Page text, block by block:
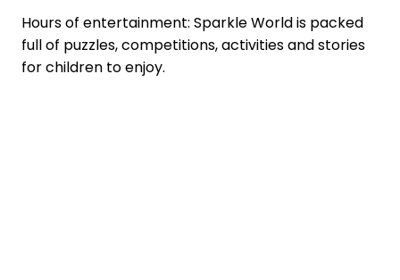
Hours of entertainment: Sparkle World is packed
full of puzzles, competitions, activities and stories
for children to enjoy.